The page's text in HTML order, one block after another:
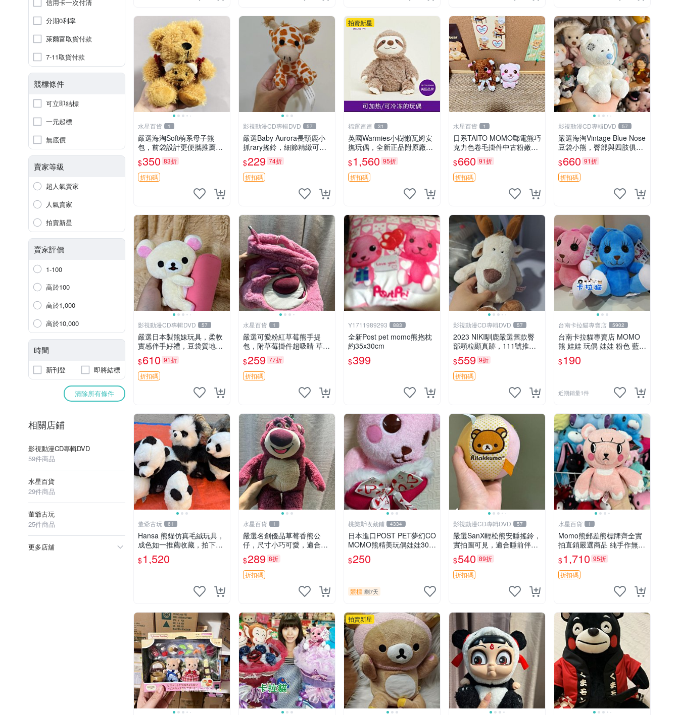
信用卡一次付清
分期0利率
萊爾富取貨付款
7-11取貨付款
競標條件
可立即結標
一元起標
無底價
賣家等級
超人氣賣家
人氣賣家
拍賣新星
賣家評價
1-100
高於100
高於1,000
高於10,000
時間
新刊登 即將結標
清除所有條件
相關店鋪
影視動漫CD專輯DVD
59件商品
水星百貨
29件商品
董爺古玩
25件商品
更多店舖
水星百貨 1
嚴選海淘Soft萌系母子熊
包，前袋設計更便攜推薦收
藏 母子熊 軟綿綿 包包
$350 83折
折扣碼
影視動漫CD專輯DVD 57
嚴選Baby Aurora長頸鹿小
抓rary搖鈴，細節精緻可聆
聽清脆鈴音 軟萌可愛 定制
紀念 金屬搖鈴 新手媽咪推
薦 長頸鹿 抓rary 搖鈴
$229 74折
折扣碼
拍賣新星
福運連連 31
英國Warmies小樹懶瓦姆安
撫玩偶，全新正品附原廠吊
牌與防塵袋，內藏薰衣草可
加熱，適合各個年齡層，冷
暖兩用享受抱抱樂趣，不容
錯過嚴選好物 溫暖 冷感
$1,560 95折
折扣碼
水星百貨 1
日系TAITO MOMO郵電熊巧
克力色卷毛掛件中古粉嫩玩
偶微瑕推薦 postpet momo
郵電熊 中古玩偶
$660 91折
折扣碼
影視動漫CD專輯DVD 57
嚴選海淘Vintage Blue Nose
豆袋小熊，臀部與四肢俱
全，坐高11公分，附原盒與
吊牌收藏。藍鼻子小熊，值
得擁有 玩具 憶熊
$660 91折
折扣碼
影視動漫CD專輯DVD 57
嚴選日本製熊妹玩具，柔軟
實感伴手好禮，豆袋質地手
感佳，抱枕小熊 recom 推薦
白色豆袋 玩具
$610 91折
折扣碼
水星百貨 1
嚴選可愛粉紅草莓熊手提
包，附草莓掛件超吸睛 草莓
熊手提包 草莓掛件 可愛port
unese
$259 77折
折扣碼
Y1711989293 883
全新Post pet momo熊抱枕
約35x30cm
$399
影視動漫CD專輯DVD 57
2023 NIKI馴鹿嚴選舊款臀
部顆粒顯真跡，111號推薦
珍藏品 馴鹿 舊款 尾巴顆粒
$559 9折
折扣碼
台南卡拉貓專賣店 5902
台南卡拉貓專賣店 MOMO
熊 娃娃 玩偶 娃娃 粉色 藍色
2色分售
$190
近期銷量1件
董爺古玩 61
Hansa 熊貓仿真毛絨玩具，
成色如一推薦收藏，拍下無
疑心 熊貓 毛絨玩具 收藏
$1,520
水星百貨 1
嚴選名創優品草莓香熊公
仔，尺寸小巧可愛，適合收
藏賞玩 30cm 玩具 公仔 草
莓熊
$289 8折
折扣碼
桃樂斯收藏鋪 4334
日本進口POST PET夢幻CO
MOMO熊精美玩偶娃娃30c
m
$250
競標 剩7天
影視動漫CD專輯DVD 57
嚴選SanX輕松熊安睡搖鈴，
實拍圖可見，適合睡前伴
侶， Picks安撫好物 0325
懸吊 電腦
$540 89折
折扣碼
水星百貨 1
Momo熊郵差熊標牌齊全實
拍直銷嚴選商品 純手作無修
圖可收藏 郵差熊 Momo熊
標牌 商品
$1,710 95折
折扣碼
拍賣新星